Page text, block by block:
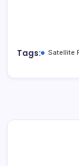
Tags: Satellite